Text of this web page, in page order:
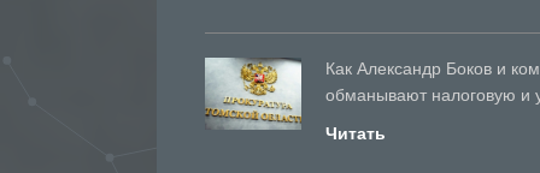
Как Александр Боков и
обманывают налоговую и
Читать